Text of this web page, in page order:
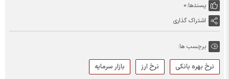
پسندها:0
اشتراک گذاری
برچسب ها:
نرخ بهره بانکی نرخ ارز بازار سرمایه